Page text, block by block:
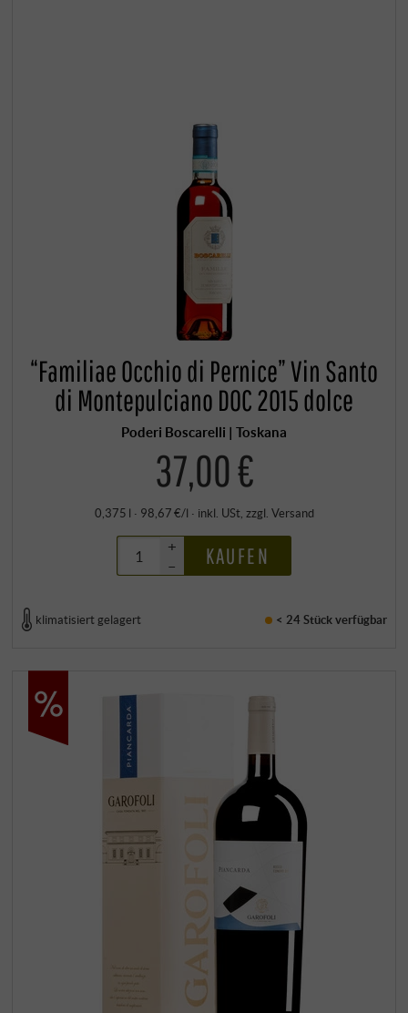
“Familiae Occhio di Pernice” Vin Santo
di Montepulciano DOC 2015 dolce
Poderi Boscarelli | Toskana
37,00 €
0,375 l · 98,67 €/l · inkl. USt, zzgl. Versand
+
–
KAUFEN
klimatisiert gelagert < 24 Stückverfügbar